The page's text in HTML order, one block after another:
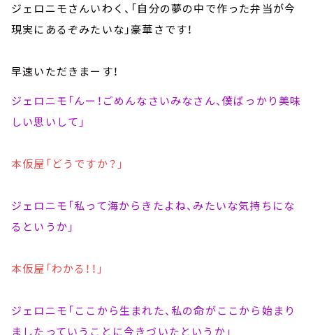
ジェロニモさんいわく、「自分の夢の中で作った弁当が今
現実にあるぞみたいな」豪華さです！
早速いただきまーす！
ジェロニモ「んー！ごめんなさいみなさん、僕ばっかり美味
しい思いして」
本仮屋「どうですか？」
ジェロニモ「私って海からきたよね、みたいな気持ちにな
るというか」
本仮屋「わかる！！」
ジェロニモ「ここから生まれた、私の命がここから始まり
ましたっていうことに今きづいたというか」